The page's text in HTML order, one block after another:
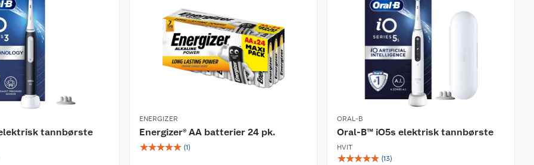
tannbørste
ENERGIZER
Energizer® AA batterier 24 pk.
☆☆☆☆☆ (1)
ORAL-B
Oral-B™ iO5s elektrisk tannbørste
HVIT
☆☆☆☆☆ (13)